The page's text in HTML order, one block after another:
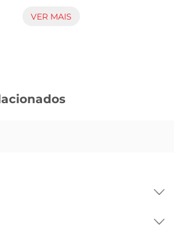
nutrientes essenciais, como
Cozinha
aprecia a culinária caseira e
a Sustentabilidade
VER MAIS